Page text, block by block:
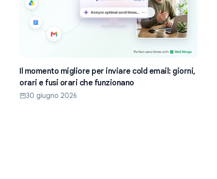
Il momento migliore per inviare cold email: giorni,
orari e fusi orari che funzionano
30 giugno 2026